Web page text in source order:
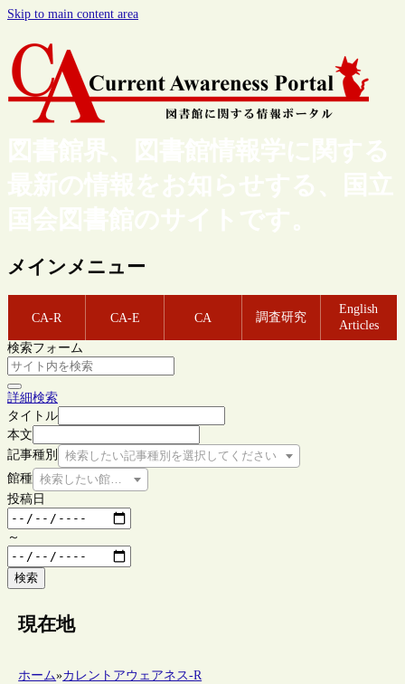
Skip to main content area
図書館界、図書館情報学に関する
最新の情報をお知らせする、国立
国会図書館のサイトです。
メインメニュー
CA-R CA-E CA 調査研究
English
Articles
検索フォーム
詳細検索
タイトル
本文
記事種別
検索したい記事種別を選択してください
館種 検索したい館種を選択してください
投稿日
～
検索
現在地
ホーム»カレントアウェアネス-R